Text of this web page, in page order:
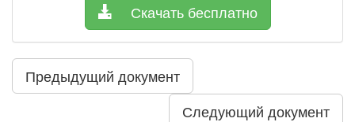
Скачать бесплатно
Предыдущий документ
Следующий документ